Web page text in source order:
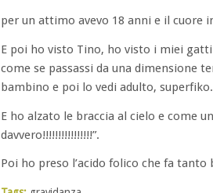
per un attimo avevo 18 anni e il cuore
E poi ho visto Tino, ho visto i miei
come se passassi da una dimensione
bambino e poi lo vedi adulto, superfiko.
E ho alzato le braccia al cielo e come
davvero!!!!!!!!!!!!!!!!”.
Poi ho preso l’acido folico che fa tanto